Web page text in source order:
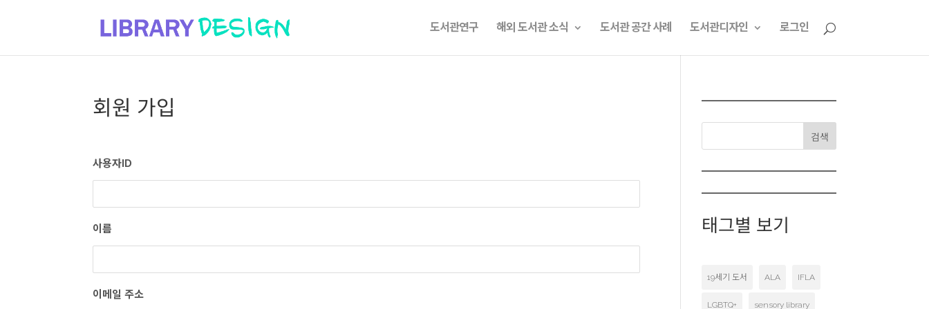
도서관연구 해외 도서관 소식 도서관 공간 사례 도서관디자인 로그인
회원 가입
사용자ID
이름
이메일 주소
검색
태그별 보기
19세기 도서 ALA IFLA
LGBTQ+ sensory library